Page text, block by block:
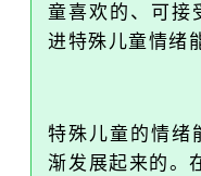
童喜欢的、可接
进特殊儿童情绪
特殊儿童的情绪
渐发展起来的。